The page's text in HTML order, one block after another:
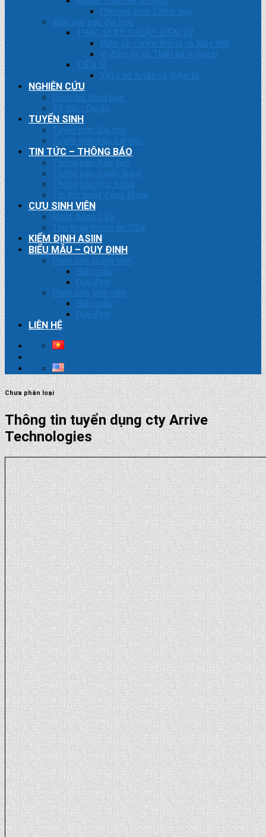
Chương trình Chính quy
Đào tạo sau đại học
THẠC SĨ KỸ THUẬT ĐIỆN TỬ
Điện tử – Viễn thông và Máy tính
Vi điện tử và Thiết kế vi mạch
TIẾN SĨ
Vật lí vô tuyến và Điện tử
NGHIÊN CỨU
Công bố khoa học
Đề tài – Dự án
TUYỂN SINH
Tuyển sinh đại học
Tuyển sinh sau đại học
TIN TỨC – THÔNG BÁO
Thông báo đào tạo
Thông báo tuyển dụng
Thông báo học bổng
Tin tức hoạt động Khoa
CỰU SINH VIÊN
Hoạt động CSV
Thu thập thông tin CSV
KIỂM ĐỊNH ASIIN
BIỂU MẪU – QUY ĐỊNH
Dành cho Giảng viên
Biểu mẫu
Quy định
Dành cho sinh viên
Biểu mẫu
Quy định
LIÊN HỆ
Chưa phân loại
Thông tin tuyển dụng cty Arrive
Technologies